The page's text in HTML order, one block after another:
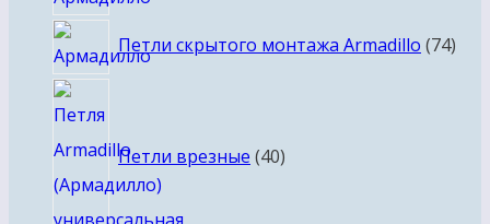
Петли скрытого монтажа Armadillo 7474
Петли врезные 40